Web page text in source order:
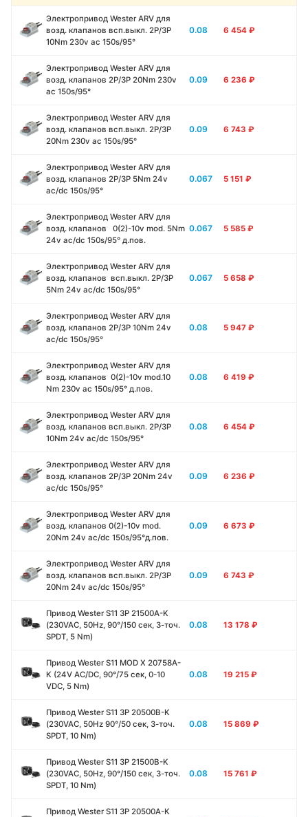
Электропривод Wester ARV для
возд. клапанов всп.выкл. 2P/3P
10Nm 230v ac 150s/95°
0.08 6 454 ₽
Электропривод Wester ARV для
возд. клапанов 2P/3P 20Nm 230v
ac 150s/95°
0.09 6 236 ₽
Электропривод Wester ARV для
возд. клапанов всп.выкл. 2P/3P
20Nm 230v ac 150s/95°
0.09 6 743 ₽
Электропривод Wester ARV для
возд. клапанов 2P/3P 5Nm 24v
ac/dc 150s/95°
0.067 5 151 ₽
Электропривод Wester ARV для
возд. клапанов 0(2)-10v mod. 5Nm
24v ac/dc 150s/95° д.пов.
0.067 5 585 ₽
Электропривод Wester ARV для
возд. клапанов всп.выкл. 2P/3P
5Nm 24v ac/dc 150s/95°
0.067 5 658 ₽
Электропривод Wester ARV для
возд. клапанов 2P/3P 10Nm 24v
ac/dc 150s/95°
0.08 5 947 ₽
Электропривод Wester ARV для
возд. клапанов 0(2)-10v mod.10
Nm 230v ac 150s/95° д.пов.
0.08 6 419 ₽
Электропривод Wester ARV для
возд. клапанов всп.выкл. 2P/3P
10Nm 24v ac/dc 150s/95°
0.08 6 454 ₽
Электропривод Wester ARV для
возд. клапанов 2P/3P 20Nm 24v
ac/dc 150s/95°
0.09 6 236 ₽
Электропривод Wester ARV для
возд. клапанов 0(2)-10v mod.
20Nm 24v ac/dc 150s/95°д.пов.
0.09 6 673 ₽
Электропривод Wester ARV для
возд. клапанов всп.выкл. 2P/3P
20Nm 24v ac/dc 150s/95°
0.09 6 743 ₽
Привод Wester S11 3P 21500A-K
(230VAC, 50Hz, 90°/150 сек, 3-точ.
SPDT, 5 Nm)
0.08 13 178 ₽
Привод Wester S11 MOD X 20758A-
K (24V AC/DC, 90°/75 сек, 0-10
VDC, 5 Nm)
0.08 19 215 ₽
Привод Wester S11 3P 20500B-K
(230VAC, 50Hz 90°/50 сек, 3-точ.
SPDT, 10 Nm)
0.08 15 869 ₽
Привод Wester S11 3P 21500B-K
(230VAC, 50Hz, 90°/150 сек, 3-точ.
SPDT, 10 Nm)
0.08 15 761 ₽
Привод Wester S11 3P 20500A-K